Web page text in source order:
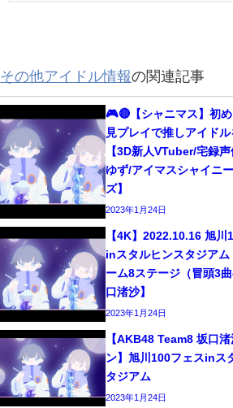
その他アイドル情報の関連記事
🎮🔴【シャニマス】初め
見プレイで推しアイド
【3D新人VTuber/宅録
ゆず/アイマスシャイニ
ズ】
2023年1月24日
【4K】2022.10.16 旭川
inスタルヒンスタジア
ーム8ステージ（冒頭3
口渚沙】
2023年1月24日
【AKB48 Team8 坂口
ン】旭川100フェスinス
タジアム
2023年1月24日